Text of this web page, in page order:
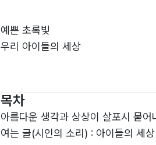
예쁜 초록빛
우리 아이들의 세상
우리 아이들의 세상
무지갯빛 꿈
목차
아름다운 생각과 상상이 살포시 묻
여는 글(시인의 소리) : 아이들의 세